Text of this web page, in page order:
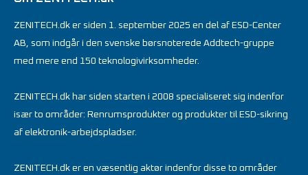
ZENITECH.dk er siden 1. september 2025 en del af ESD-Center
AB, som indgår i den svenske børsnoterede Addtech-gruppe
med mere end 150 teknologivirksomheder.
ZENITECH.dk har siden starten i 2008 specialiseret sig indenfor
især to områder: Renrumsprodukter og produkter til ESD-sikring
af elektronik-arbejdspladser.
ZENITECH.dk er en væsentlig aktør indenfor disse to områder